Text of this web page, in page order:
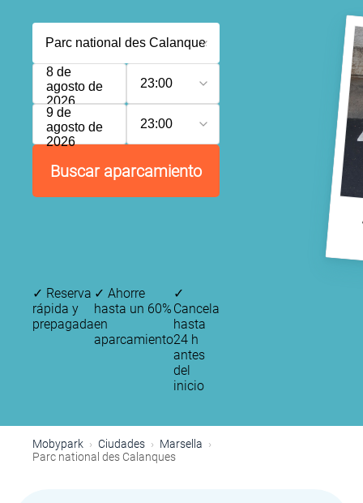
8 de
agosto de
2026
23:00
9 de
agosto de
2026
23:00
Buscar aparcamiento
✓ Reserva
rápida y
prepagada
✓ Ahorre
hasta un 60%
en
aparcamiento
✓
Cancela
hasta
24 h
antes
del
inicio
Mobypark Ciudades
Marsella
Parc national des Calanques